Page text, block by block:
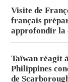
Visite de
français
approfondir la
Taïwan réagit
Philippines
de